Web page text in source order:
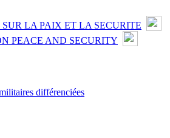
LA PAIX ET LA SECURITE
PEACE AND SECURITY
différenciées